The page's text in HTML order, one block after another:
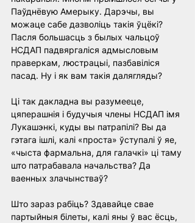
Паўднёвую Амерыку. Дарэчы, вы
можаце сабе дазволіць такія ўцёкі?
Пасля большасць з былых чальцоў
НСДАП падвяргаліся адмысловым
праверкам, люстрацыі, пазбавіліся
пасад. Ну і як вам такія далягляды?
Ці так дакладна вы разумееце,
цяперашнія і будучыя члены НСДАП імя
Лукашэнкі, куды вы патрапілі? Вы да
гэтага ішлі, калі «проста» ўступалі ў яе,
«чыста фармальна, для галачкі» ці таму
што патрабавала начальства? Да
ваенных злачынстваў?
Што зараз рабіць? Здавайце свае
партыйныя білеты, калі яны ў вас ёсць,